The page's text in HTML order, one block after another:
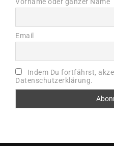
Email
Indem Du fortfährst,
Datenschutzerklärung.